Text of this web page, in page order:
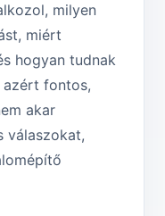
milyen
miért
hogyan tudnak
azért fontos,
akar
válaszokat,